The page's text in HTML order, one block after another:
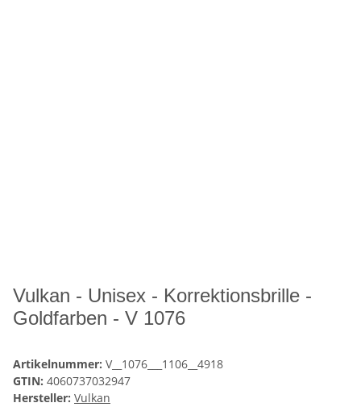
Vulkan - Unisex - Korrektionsbrille -
Goldfarben - V 1076
Artikelnummer: V__1076___1106__4918
GTIN: 4060737032947
Hersteller: Vulkan